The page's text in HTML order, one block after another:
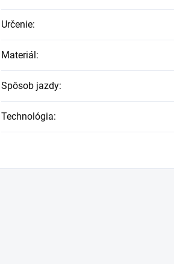
Určenie:
Materiál:
Spôsob jazdy:
Technológia: